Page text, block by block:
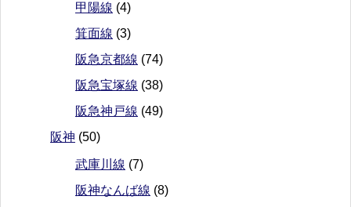
甲陽線 (4)
箕面線 (3)
阪急京都線 (74)
阪急宝塚線 (38)
阪急神戸線 (49)
阪神 (50)
武庫川線 (7)
阪神なんば線 (8)